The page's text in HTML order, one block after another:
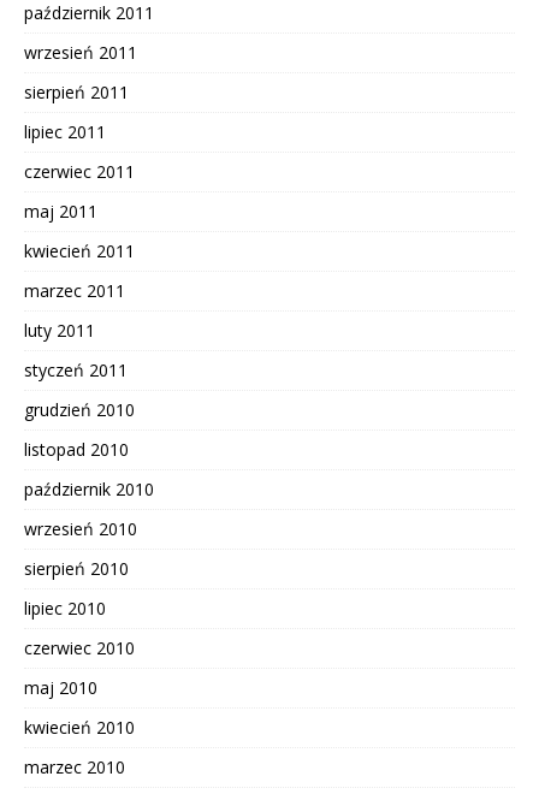
październik 2011
wrzesień 2011
sierpień 2011
lipiec 2011
czerwiec 2011
maj 2011
kwiecień 2011
marzec 2011
luty 2011
styczeń 2011
grudzień 2010
listopad 2010
październik 2010
wrzesień 2010
sierpień 2010
lipiec 2010
czerwiec 2010
maj 2010
kwiecień 2010
marzec 2010